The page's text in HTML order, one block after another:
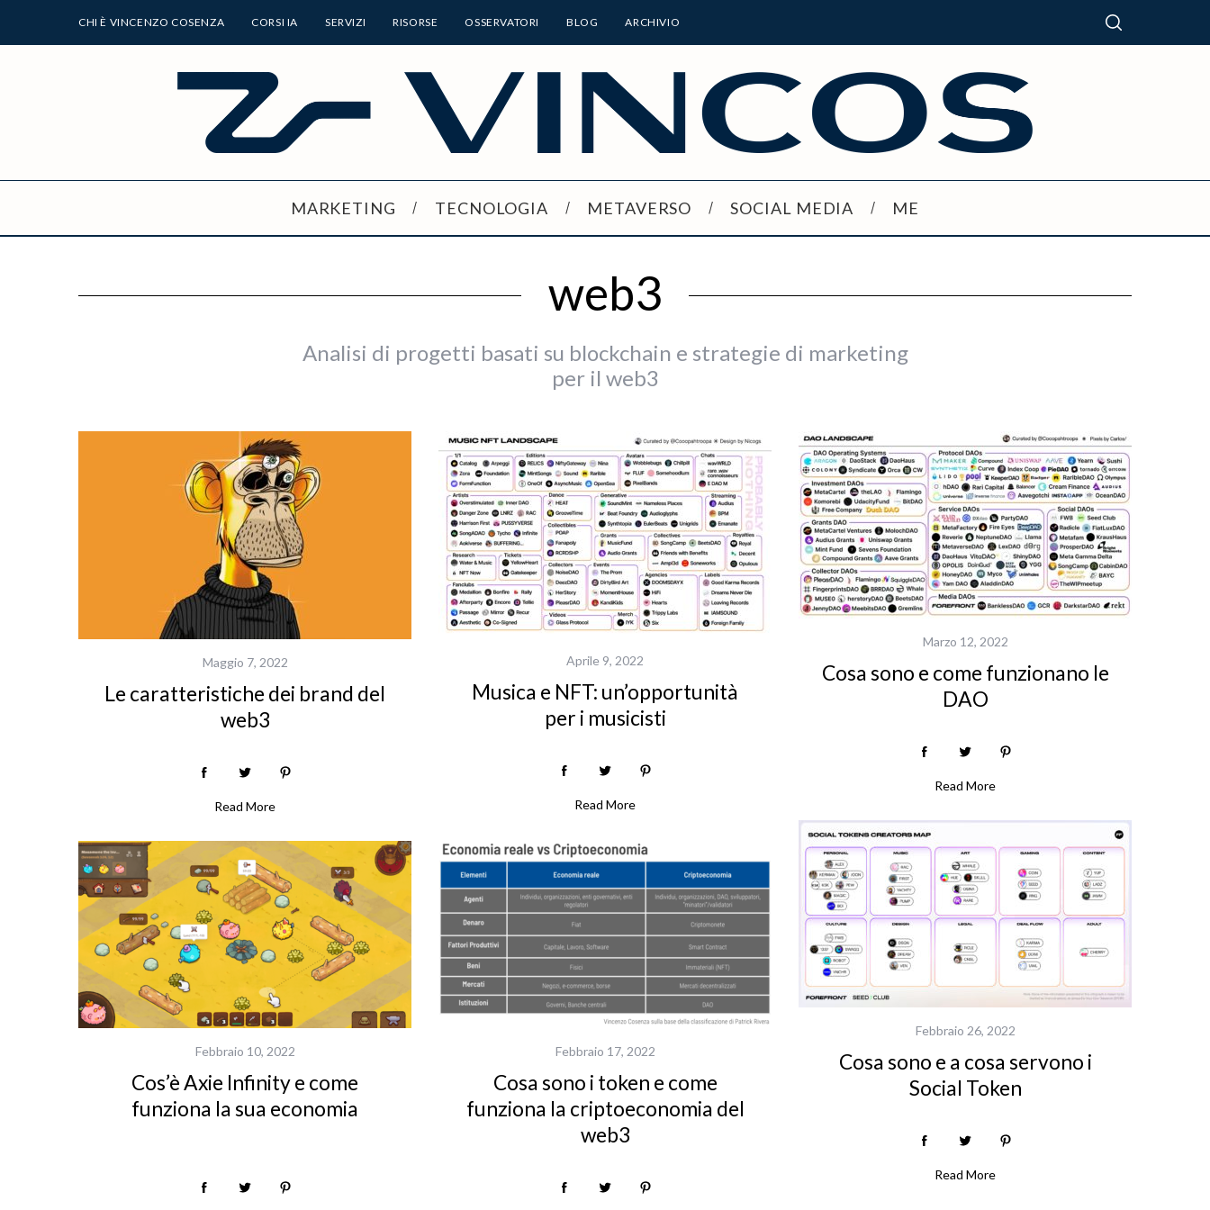
CHI È VINCENZO COSENZA CORSI IA SERVIZI RISORSE OSSERVATORI BLOG ARCHIVIO
MARKETING TECNOLOGIA METAVERSO SOCIAL MEDIA ME
web3
Analisi di progetti basati su blockchain e strategie di marketing
per il web3
Maggio 7, 2022
Le caratteristiche dei brand del
web3
Read More
Aprile 9, 2022
Musica e NFT: un’opportunità
per i musicisti
Read More
Marzo 12, 2022
Cosa sono e come funzionano le
DAO
Read More
Febbraio 26, 2022
Cosa sono e a cosa servono i
Social Token
Read More
Febbraio 17, 2022
Cosa sono i token e come
funziona la criptoeconomia del
web3
Febbraio 10, 2022
Cos’è Axie Infinity e come
funziona la sua economia
S
c